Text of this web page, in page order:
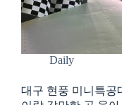
Daily
대구 현풍 미니특공